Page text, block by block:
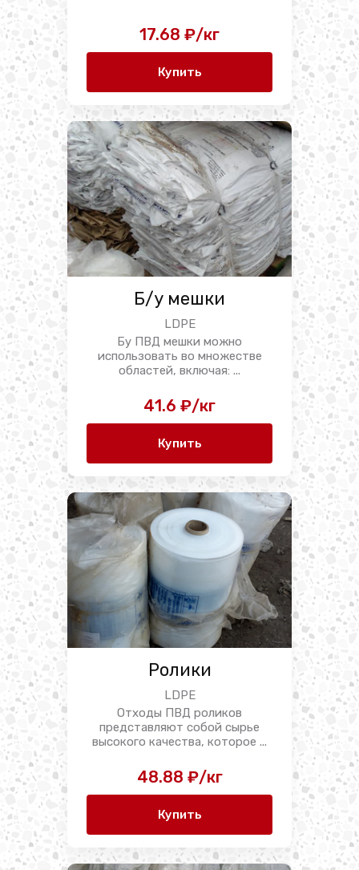
17.68 ₽/кг
Купить
Б/у мешки
LDPE
Бу ПВД мешки можно
использовать во множестве
областей, включая: ...
41.6 ₽/кг
Купить
Ролики
LDPE
Отходы ПВД роликов
представляют собой сырье
высокого качества, которое ...
48.88 ₽/кг
Купить